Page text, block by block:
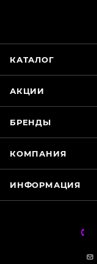
КАТАЛОГ
АКЦИИ
БРЕНДЫ
КОМПАНИЯ
ИНФОРМАЦИЯ
WhatsApp